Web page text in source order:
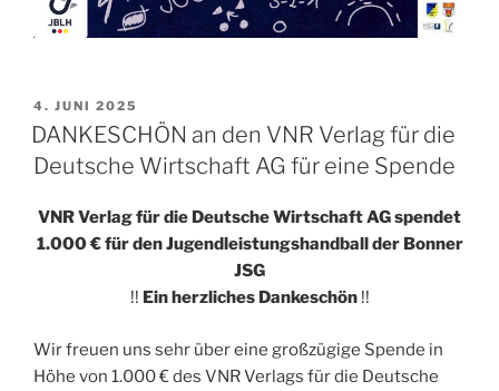
VERÖFFENTLICHT
AM
4. JUNI 2025
DANKESCHÖN an den VNR Verlag für die
Deutsche Wirtschaft AG für eine Spende
VNR Verlag für die Deutsche Wirtschaft AG spendet
1.000 € für den Jugendleistungshandball der Bonner
JSG
!! Ein herzliches Dankeschön!!
Wir freuen uns sehr über eine großzügige Spende in
Höhe von 1.000 € des VNR Verlags für die Deutsche